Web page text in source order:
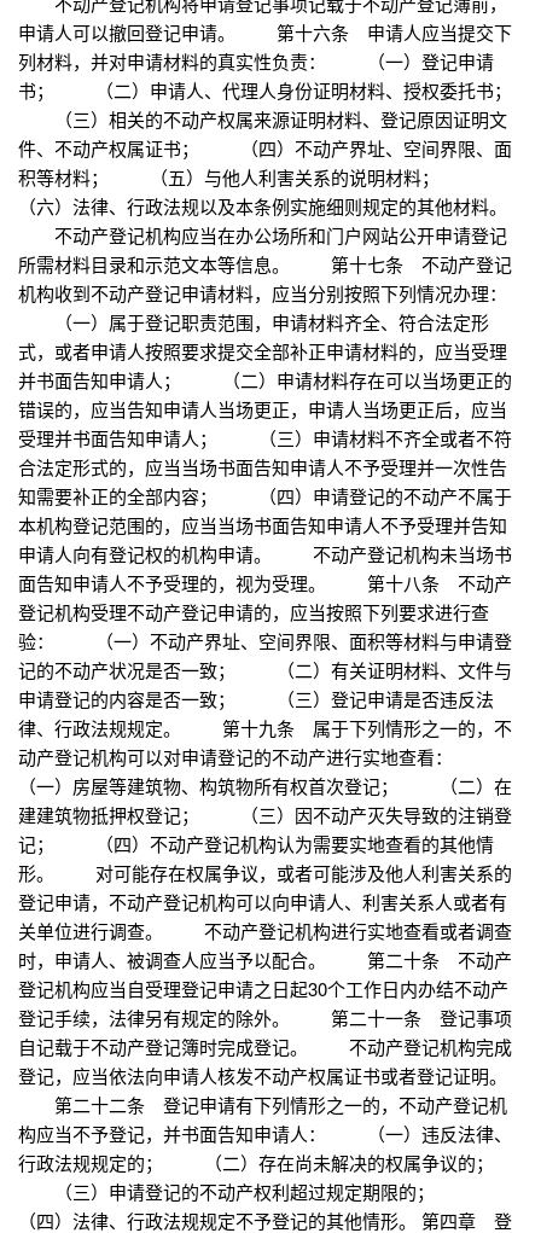
申请人可以撤回登记申请。 第十六条 申请人应当提交下
列材料，并对申请材料的真实性负责： （一）登记申请
书； （二）申请人、代理人身份证明材料、授权委托书；
（三）相关的不动产权属来源证明材料、登记原因证明文
件、不动产权属证书； （四）不动产界址、空间界限、面
积等材料； （五）与他人利害关系的说明材料；
（六）法律、行政法规以及本条例实施细则规定的其他材料。
不动产登记机构应当在办公场所和门户网站公开申请登记
所需材料目录和示范文本等信息。 第十七条 不动产登记
机构收到不动产登记申请材料，应当分别按照下列情况办理：
（一）属于登记职责范围，申请材料齐全、符合法定形
式，或者申请人按照要求提交全部补正申请材料的，应当受理
并书面告知申请人； （二）申请材料存在可以当场更正的
错误的，应当告知申请人当场更正，申请人当场更正后，应当
受理并书面告知申请人； （三）申请材料不齐全或者不符
合法定形式的，应当当场书面告知申请人不予受理并一次性告
知需要补正的全部内容； （四）申请登记的不动产不属于
本机构登记范围的，应当当场书面告知申请人不予受理并告知
申请人向有登记权的机构申请。 不动产登记机构未当场书
面告知申请人不予受理的，视为受理。 第十八条 不动产
登记机构受理不动产登记申请的，应当按照下列要求进行查
验： （一）不动产界址、空间界限、面积等材料与申请登
记的不动产状况是否一致； （二）有关证明材料、文件与
申请登记的内容是否一致； （三）登记申请是否违反法
律、行政法规规定。 第十九条 属于下列情形之一的，不
动产登记机构可以对申请登记的不动产进行实地查看：
（一）房屋等建筑物、构筑物所有权首次登记； （二）在
建建筑物抵押权登记； （三）因不动产灭失导致的注销登
记； （四）不动产登记机构认为需要实地查看的其他情
形。 对可能存在权属争议，或者可能涉及他人利害关系的
登记申请，不动产登记机构可以向申请人、利害关系人或者有
关单位进行调查。 不动产登记机构进行实地查看或者调查
时，申请人、被调查人应当予以配合。 第二十条 不动产
登记机构应当自受理登记申请之日起30个工作日内办结不动产
登记手续，法律另有规定的除外。 第二十一条 登记事项
自记载于不动产登记簿时完成登记。 不动产登记机构完成
登记，应当依法向申请人核发不动产权属证书或者登记证明。
第二十二条 登记申请有下列情形之一的，不动产登记机
构应当不予登记，并书面告知申请人： （一）违反法律、
行政法规规定的； （二）存在尚未解决的权属争议的；
（三）申请登记的不动产权利超过规定期限的；
（四）法律、行政法规规定不予登记的其他情形。 第四章 登